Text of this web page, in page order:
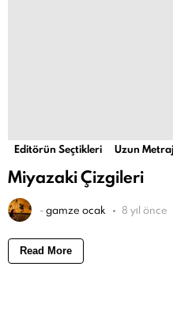
Editörün Seçtikleri Uzun
Miyazaki Çizgileri
-gamze ocak 8 yıl önce
Read More